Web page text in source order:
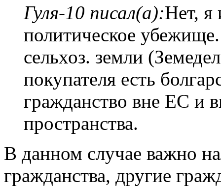
Гуля-10 писал(а):Нет, я
политическое
сельхоз. земли
покупателя есть
гражданство вне ЕС и
пространства.
В данном случае важно
гражданства, другие